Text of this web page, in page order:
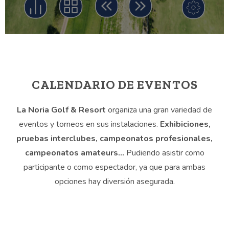
CALENDARIO DE EVENTOS
La Noria Golf & Resort organiza una gran variedad de
eventos y torneos en sus instalaciones. Exhibiciones,
pruebas interclubes, campeonatos profesionales,
campeonatos amateurs… Pudiendo asistir como
participante o como espectador, ya que para ambas
opciones hay diversión asegurada.